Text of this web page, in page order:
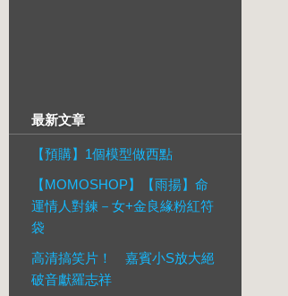
最新文章
【預購】1個模型做西點
【MOMOSHOP】【雨揚】命
運情人對鍊－女+金良緣粉紅符
袋
高清搞笑片！ 嘉賓小S放大絕
破音獻羅志祥